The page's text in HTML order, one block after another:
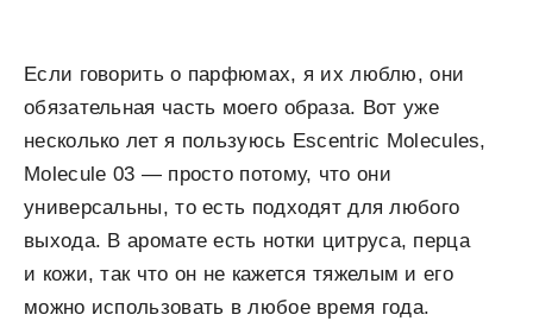
Если говорить о парфюмах, я их люблю, они
обязательная часть моего образа. Вот уже
несколько лет я пользуюсь Escentric Molecules,
Molecule 03 — просто потому, что они
универсальны, то есть подходят для любого
выхода. В аромате есть нотки цитруса, перца
и кожи, так что он не кажется тяжелым и его
можно использовать в любое время года.